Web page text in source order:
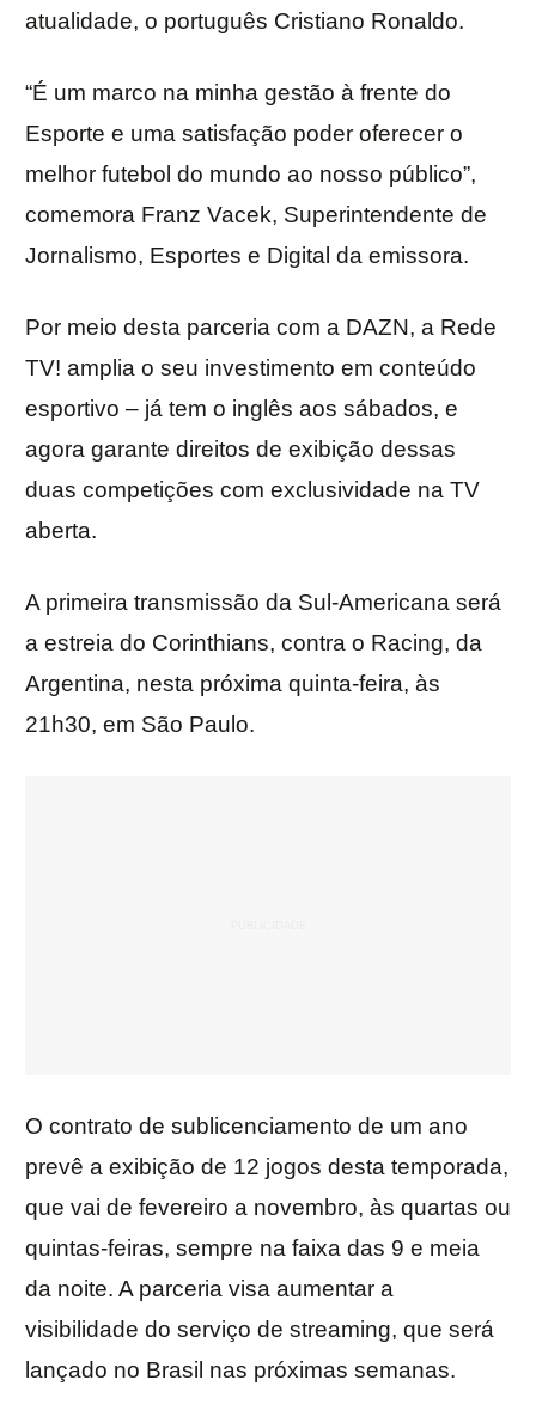
atualidade, o português Cristiano Ronaldo.
“É um marco na minha gestão à frente do
Esporte e uma satisfação poder oferecer o
melhor futebol do mundo ao nosso público”,
comemora Franz Vacek, Superintendente de
Jornalismo, Esportes e Digital da emissora.
Por meio desta parceria com a DAZN, a Rede
TV! amplia o seu investimento em conteúdo
esportivo – já tem o inglês aos sábados, e
agora garante direitos de exibição dessas
duas competições com exclusividade na TV
aberta.
A primeira transmissão da Sul-Americana será
a estreia do Corinthians, contra o Racing, da
Argentina, nesta próxima quinta-feira, às
21h30, em São Paulo.
O contrato de sublicenciamento de um ano
prevê a exibição de 12 jogos desta temporada,
que vai de fevereiro a novembro, às quartas ou
quintas-feiras, sempre na faixa das 9 e meia
da noite. A parceria visa aumentar a
visibilidade do serviço de streaming, que será
lançado no Brasil nas próximas semanas.